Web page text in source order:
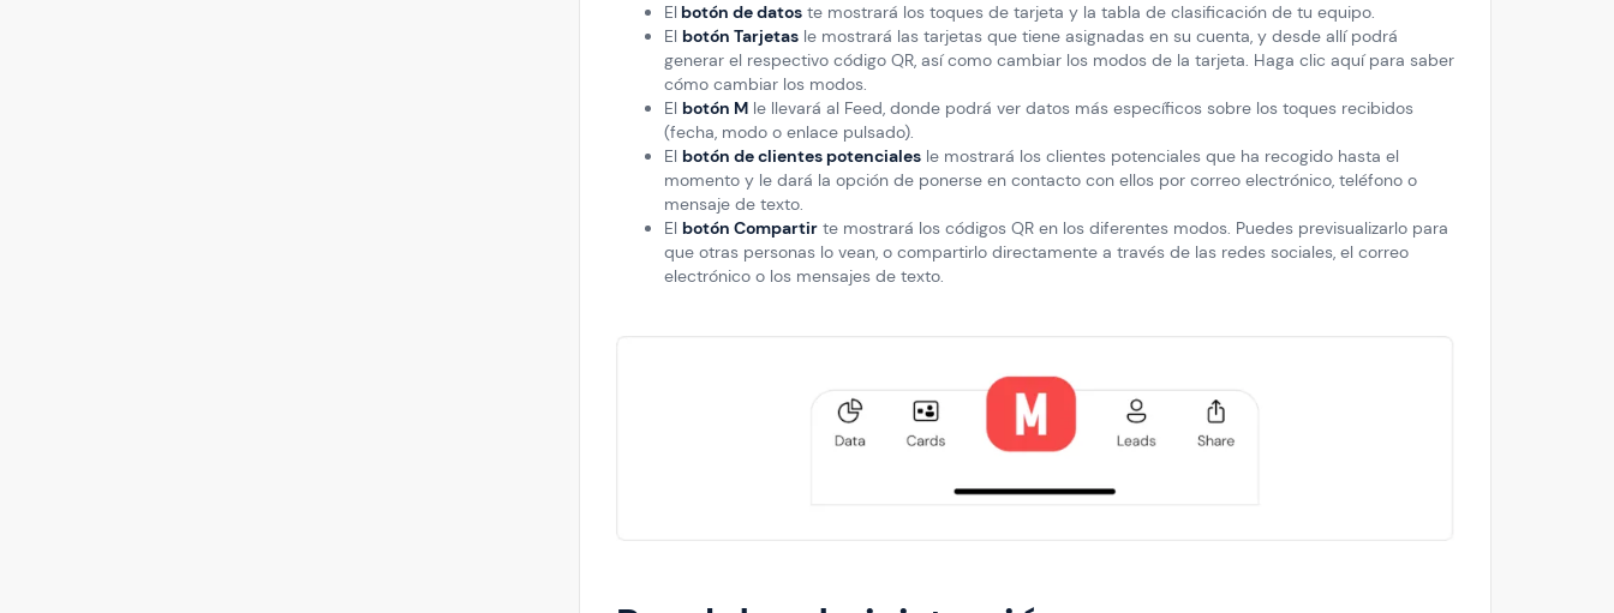
El botón de datos te mostrará los toques de tarjeta y la tabla de clasificación de tu equipo.
El botón Tarjetas le mostrará las tarjetas que tiene asignadas en su cuenta, y desde allí podrá
generar el respectivo código QR, así como cambiar los modos de la tarjeta. Haga clic aquí para saber
cómo cambiar los modos.
El botón M le llevará al Feed, donde podrá ver datos más específicos sobre los toques recibidos
(fecha, modo o enlace pulsado).
El botón de clientes potenciales le mostrará los clientes potenciales que ha recogido hasta el
momento y le dará la opción de ponerse en contacto con ellos por correo electrónico, teléfono o
mensaje de texto.
El botón Compartir te mostrará los códigos QR en los diferentes modos. Puedes previsualizarlo para
que otras personas lo vean, o compartirlo directamente a través de las redes sociales, el correo
electrónico o los mensajes de texto.